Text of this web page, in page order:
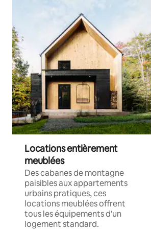
Locations entièrement
meublées
Des cabanes de montagne
paisibles aux appartements
urbains pratiques, ces
locations meublées offrent
tous les équipements d'un
logement standard.